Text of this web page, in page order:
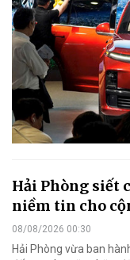
Hải Phòng siết
niềm tin cho
08/08/2026 00:30
Hải Phòng vừa ban